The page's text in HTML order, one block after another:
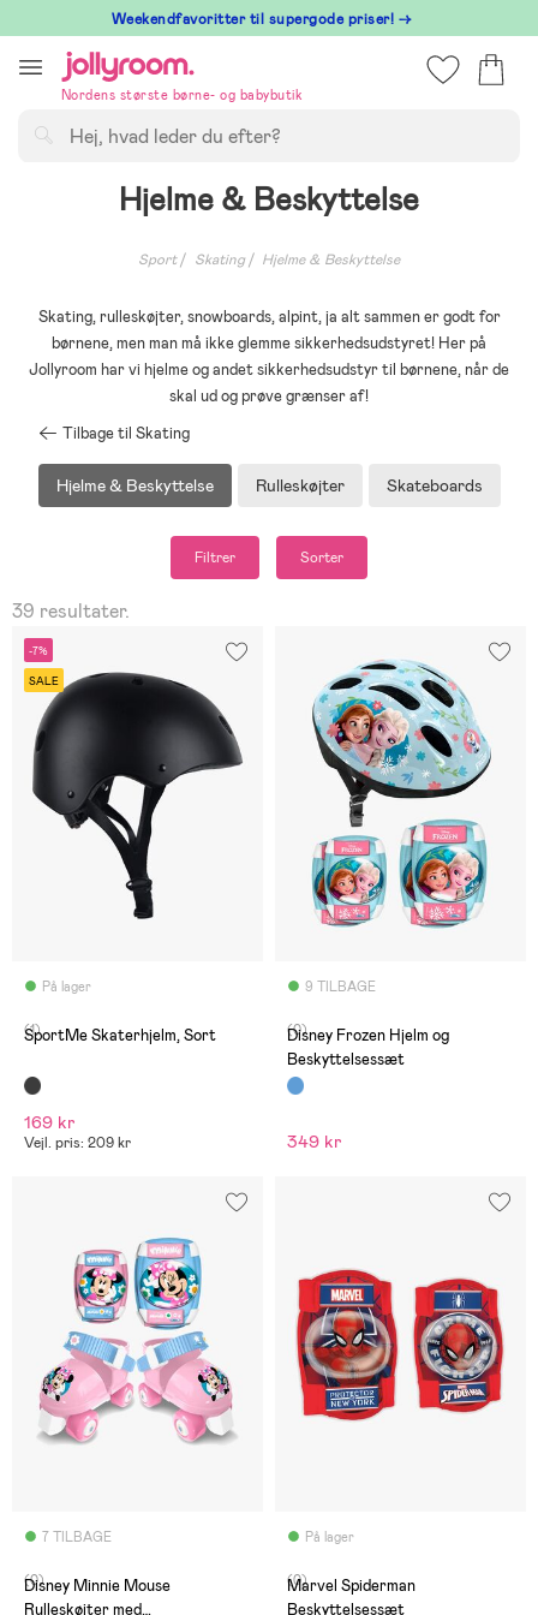
till
innehållet
⁠ Weekendfavoritter til supergode priser! →
Nordens største børne- og babybutik
Hjelme & Beskyttelse
Sport Skating Hjelme & Beskyttelse
Skating, rulleskøjter, snowboards, alpint, ja alt sammen er godt for
børnene, men man må ikke glemme sikkerhedsudstyret! Her på
Jollyroom har vi hjelme og andet sikkerhedsudstyr til børnene, når de
skal ud og prøve grænser af!
Tilbage til Skating
Hjelme & Beskyttelse Rulleskøjter Skateboards
Filtrer Sorter
39 resultater.
-7%
SALE
På lager
(1)
SportMe Skaterhjelm, Sort
169 kr
Vejl. pris: 209 kr
9 TILBAGE
(0)
Disney Frozen Hjelm og
Beskyttelsessæt
349 kr
7 TILBAGE
(0)
Disney Minnie Mouse
Rulleskøjter med
På lager
(0)
Marvel Spiderman
Beskyttelsessæt